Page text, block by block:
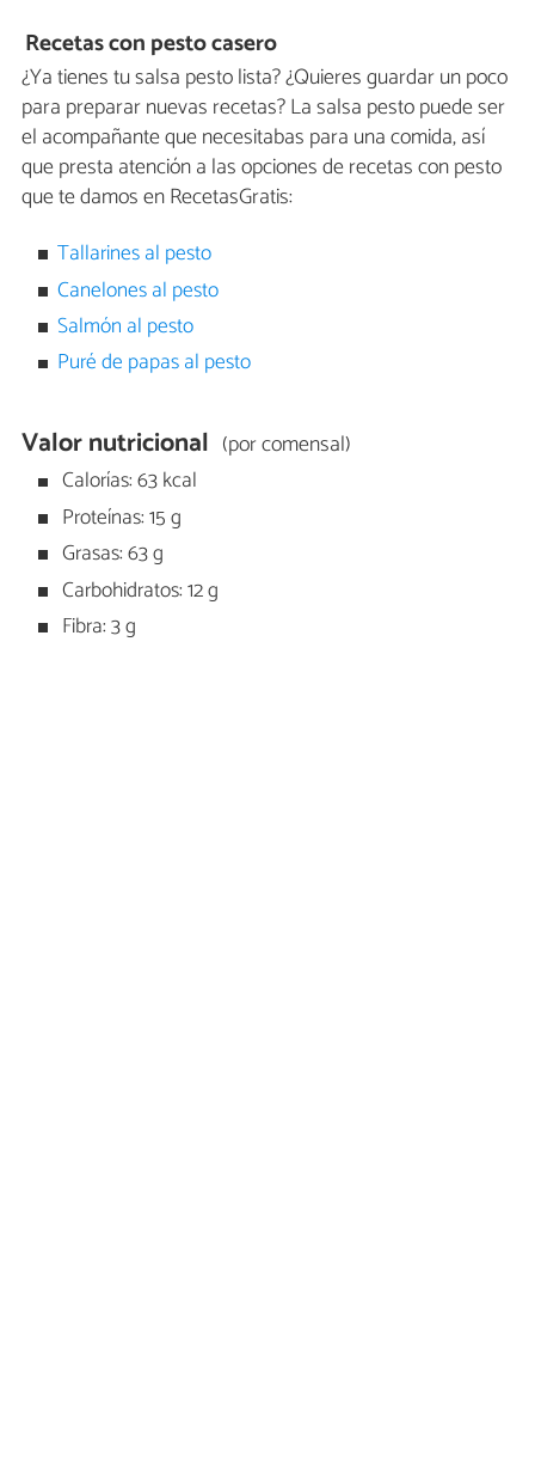
Recetas con pesto casero
¿Ya tienes tu salsa pesto lista? ¿Quieres guardar un poco
para preparar nuevas recetas? La salsa pesto puede ser
el acompañante que necesitabas para una comida, así
que presta atención a las opciones de recetas con pesto
que te damos en RecetasGratis:
Tallarines al pesto
Canelones al pesto
Salmón al pesto
Puré de papas al pesto
Valor nutricional (por comensal)
Calorías: 63 kcal
Proteínas: 15 g
Grasas: 63 g
Carbohidratos: 12 g
Fibra: 3 g